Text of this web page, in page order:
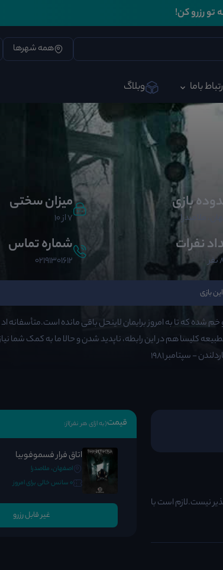
تو رزرو کن!
همه شهرها
باما وبلاگ
بازی
ملاصدرا
میزان سختی
7 از 10
نفرات شماره تماس
02191301612
بازی
خم شده که تا به امروز برایمان لاینحل باقی مانده است.متأسفانه
هستن.3نفر از نیروهای ماورالطبیعه‌ کلیسا هم در این رابطه، ناپدید شدن و حالا ما به
- سپتامبر ١٩٨١
آن، امکانپذیر نیست.لازم است با
قیمت(به ازای هر نفر)از:
اتاق فرار فسموفوبیا
اصفهان، ملاصدرا
0 سانس خالی برای امروز
غیر قابل رزرو